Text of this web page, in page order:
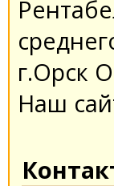
г.Орск
Наш